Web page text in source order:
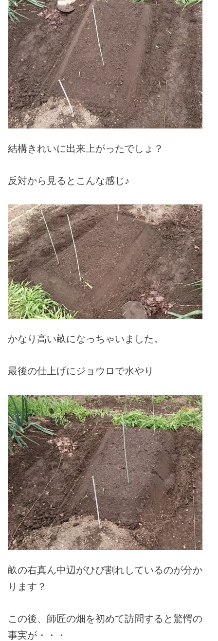
結構きれいに出来上がったでしょ？
反対から見るとこんな感じ♪
かなり高い畝になっちゃいました。
最後の仕上げにジョウロで水やり
畝の右真ん中辺がひび割れしているのが分か
ります？
この後、師匠の畑を初めて訪問すると驚愕の
事実が・・・